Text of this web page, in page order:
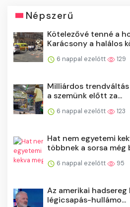
Népszerű
Kötelezővé tenné a
Karácsony a halálos
6 nappal ezelőtt 129
Milliárdos
a szemünk előtt za...
6 nappal ezelőtt 123
Hat nem egyetemi
többnek a sorsa még
6 nappal ezelőtt 95
Az amerikai
légicsapás-hullámo...